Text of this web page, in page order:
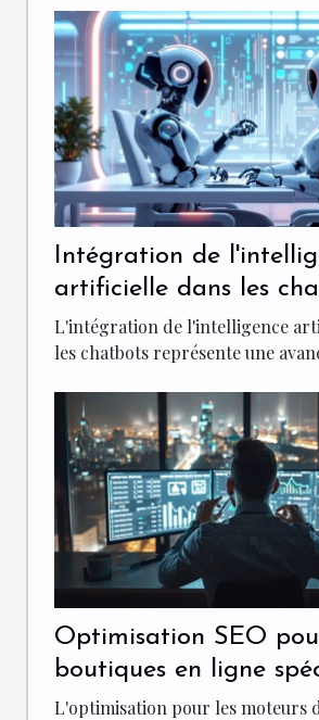
Intégration de
artificielle dans les
pour une meilleure
personnalisation
L'intégration de l'intelligence
les chatbots représente une
Optimisation SEO
boutiques en ligne
dans le commerce
L'optimisation pour les moteurs